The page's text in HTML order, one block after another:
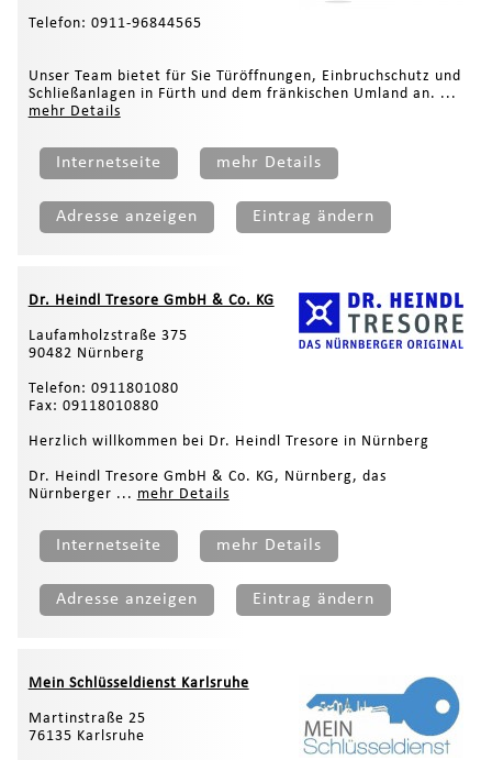
Telefon: 0911-96844565
Unser Team bietet für Sie Türöffnungen, Einbruchschutz und
Schließanlagen in Fürth und dem fränkischen Umland an. ...
mehr Details
Internetseite mehr Details
Adresse anzeigen Eintrag ändern
Dr. Heindl Tresore GmbH & Co. KG
Laufamholzstraße 375
90482 Nürnberg
Telefon: 0911801080
Fax: 09118010880
Herzlich willkommen bei Dr. Heindl Tresore in Nürnberg
Dr. Heindl Tresore GmbH & Co. KG, Nürnberg, das
Nürnberger ... mehr Details
Internetseite mehr Details
Adresse anzeigen Eintrag ändern
Mein Schlüsseldienst Karlsruhe
Martinstraße 25
76135 Karlsruhe